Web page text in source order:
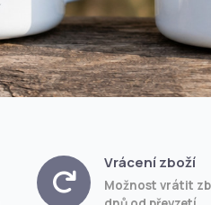
Vrácení zboží
Možnost vrátit